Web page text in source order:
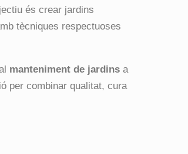
és crear jardins
tècniques respectuoses
manteniment de jardins a
per combinar qualitat, cura